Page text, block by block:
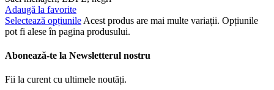
Adaugă la favorite
Selectează opțiunile Acest produs are mai multe variații. Opțiunile
pot fi alese în pagina produsului.
Abonează-te la Newsletterul nostru
Fii la curent cu ultimele noutăți.